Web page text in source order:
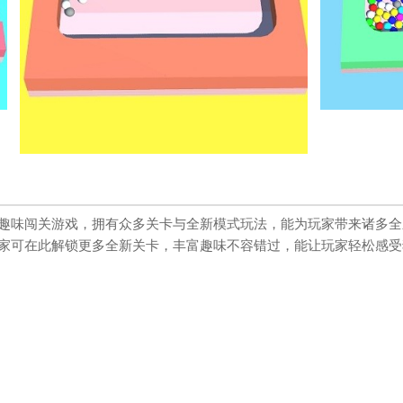
味闯关游戏，拥有众多关卡与全新模式玩法，能为玩家带来诸多
可在此解锁更多全新关卡，丰富趣味不容错过，能让玩家轻松感